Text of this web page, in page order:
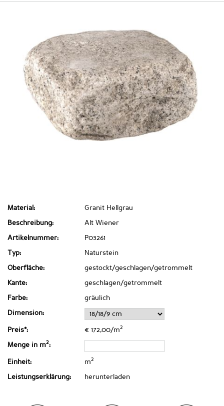
Material: Granit Hellgrau
Beschreibung: Alt Wiener
Artikelnummer: P03261
Typ: Naturstein
Oberfläche: gestockt/geschlagen/getrommelt
Kante: geschlagen/getrommelt
Farbe: gräulich
Dimension:
Preis*: € 172,00/m2
Menge in m2:
Einheit: m2
Leistungserklärung: herunterladen